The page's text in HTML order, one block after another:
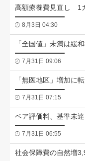
高額療養費見直し 1
8月3日 04:30
「全国値」未満は緩
7月31日 09:06
「無医地区」増加に
7月31日 07:15
ベア評価料、基準未
7月31日 06:55
社会保障費の自然増